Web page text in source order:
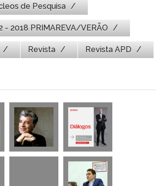
de Pesquisa
- 2018 PRIMAREVA/VERÃO
Revista Revista APD